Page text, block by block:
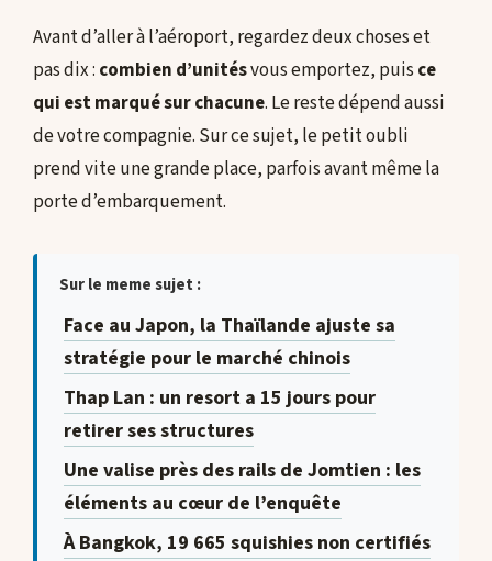
Avant d’aller à l’aéroport, regardez deux choses et
pas dix : combien d’unitésvous emportez, puis ce
qui est marqué sur chacune. Le reste dépend aussi
de votre compagnie. Sur ce sujet, le petit oubli
prend vite une grande place, parfois avant même la
porte d’embarquement.
Sur le meme sujet :
Face au Japon, la Thaïlande ajuste sa
stratégie pour le marché chinois
Thap Lan : un resort a 15 jours pour
retirer ses structures
Une valise près des rails de Jomtien : les
éléments au cœur de l’enquête
À Bangkok, 19 665 squishies non certifiés